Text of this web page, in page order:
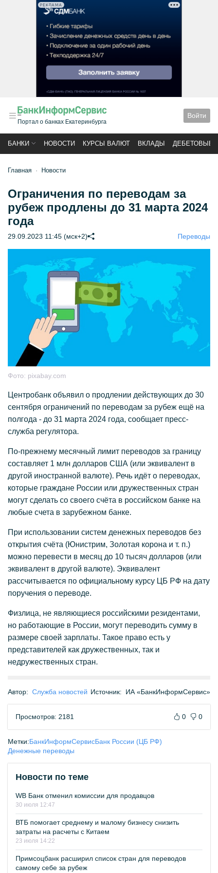
РЕКЛАМА
Портал о банках Екатеринбурга
Войти
БАНКИ НОВОСТИ КУРСЫ ВАЛЮТ ВКЛАДЫ ДЕБЕТОВЫЕ
Главная Новости
Ограничения по переводам за
рубеж продлены до 31 марта 2024
года
29.09.2023 11:45 (мск+2) Переводы
Фото: pixabay.com
Центробанк объявил о продлении действующих до 30
сентября ограничений по переводам за рубеж ещё на
полгода - до 31 марта 2024 года, сообщает пресс-
служба регулятора.
По-прежнему месячный лимит переводов за границу
составляет 1 млн долларов США (или эквивалент в
другой иностранной валюте). Речь идёт о переводах,
которые граждане России или дружественных стран
могут сделать со своего счёта в российском банке на
любые счета в зарубежном банке.
При использовании систем денежных переводов без
открытия счёта (Юнистрим, Золотая корона и т. п.)
можно перевести в месяц до 10 тысяч долларов (или
эквивалент в другой валюте). Эквивалент
рассчитывается по официальному курсу ЦБ РФ на дату
поручения о переводе.
Физлица, не являющиеся российскими резидентами,
но работающие в России, могут переводить сумму в
размере своей зарплаты. Такое право есть у
представителей как дружественных, так и
недружественных стран.
Автор: Служба новостей Источник: ИА «БанкИнформСервис»
Просмотров: 2181 0 0
Метки:БанкИнформСервисБанк России (ЦБ РФ)
Денежные переводы
Новости по теме
WB Банк отменил комиссии для продавцов
30 июля 12:47
ВТБ помогает среднему и малому бизнесу снизить
затраты на расчеты с Китаем
23 июля 14:22
Примсоцбанк расширил список стран для переводов
самому себе за рубеж